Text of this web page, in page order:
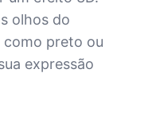
olhos do
preto ou
expressão